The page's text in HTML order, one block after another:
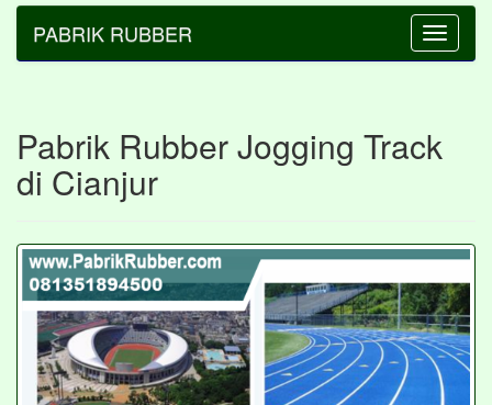
Toggle
PABRIK RUBBER
Pabrik Rubber Jogging Track
di Cianjur